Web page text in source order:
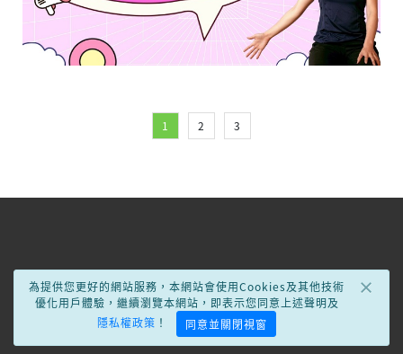
1 2 3
×
為提供您更好的網站服務，本網站會使用Cookies及其他技術
優化用戶體驗，繼續瀏覽本網站，即表示您同意上述聲明及
隱私權政策 ！ 同意並關閉視窗